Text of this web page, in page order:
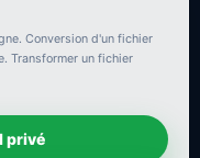
Conversion d'un fichier
Transformer un fichier
privé